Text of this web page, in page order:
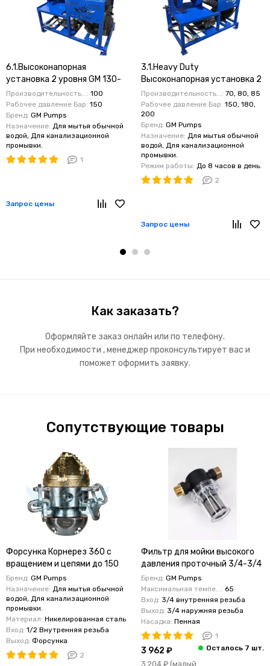
6.1.Высоконапорная
установка 2 уровня GM 130-
160 бар 95-115 л.мин Вер-pipe
Производительность...: 100
Рабочее давление Бар: 150
Бренд: GM Pumps
Назначение: Для мытья обычной
водой, Для канализационной
промывки.
1
Запрос цены
3.1.Heavy Duty
Высоконапорная установка 2
уровня 150-200 бар 70-85
л.мин Вер-pipe
Производительность...: 70, 80, 85
Рабочее давление Бар: 150, 180,
200
Бренд: GM Pumps
Назначение: Для мытья обычной
водой, Для канализационной
промывки.
Режим работы: До 8 часов в день.
2
Запрос цены
Как заказать?
Оформляйте заказ онлайн или по телефону.
При необходимости , менеджер проконсультирует вас и
поможет оформить заявку.
Сопутствующие товары
Форсунка Корнерез 360 с
вращением и цепями до 150
бар 70 литров
Бренд: GM Pumps
Назначение: Для мытья обычной
водой, Для канализационной
промывки.
Материал: Никелированная сталь
Вход: 1/2 Внутренняя резьба
Выход: Форсунка
2
Фильтр для мойки высокого
давления проточный 3/4-3/4
-80 литров
Бренд: GM Pumps
Максимальная темпе...: 65
Вход: 3/4 внутренняя резьба
Выход: 3/4 наружняя резьба
Насадка: Пенная
1
3 962 ₽
3 204 ₽ (малый